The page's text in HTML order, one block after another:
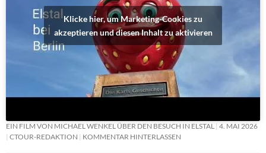
Klicke hier, um Marketing-Cookies zu
akzeptieren und diesen Inhalt zu aktivieren
EIN FILM VON MICHAEL WENKEL ÜBER DEN BESUCH IN ELSTAL
4. MAI 2026
CTOUR-REDAKTION
KOMMENTAR HINTERLASSEN